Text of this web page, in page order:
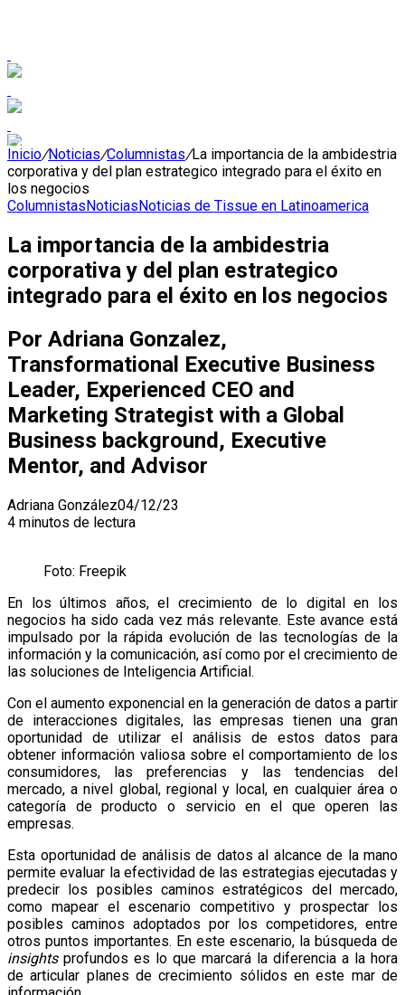
Inicio/Noticias/Columnistas/La importancia de la ambidestria
corporativa y del plan estrategico integrado para el éxito en
los negocios
ColumnistasNoticiasNoticias de Tissue en Latinoamerica
La importancia de la ambidestria
corporativa y del plan estrategico
integrado para el éxito en los negocios
Por Adriana Gonzalez,
Transformational Executive Business
Leader, Experienced CEO and
Marketing Strategist with a Global
Business background, Executive
Mentor, and Advisor
Adriana González04/12/23
4 minutos de lectura
Foto: Freepik
En los últimos años, el crecimiento de lo digital en los
negocios ha sido cada vez más relevante. Este avance está
impulsado por la rápida evolución de las tecnologías de la
información y la comunicación, así como por el crecimiento de
las soluciones de Inteligencia Artificial.
Con el aumento exponencial en la generación de datos a partir
de interacciones digitales, las empresas tienen una gran
oportunidad de utilizar el análisis de estos datos para
obtener información valiosa sobre el comportamiento de los
consumidores, las preferencias y las tendencias del
mercado, a nivel global, regional y local, en cualquier área o
categoría de producto o servicio en el que operen las
empresas.
Esta oportunidad de análisis de datos al alcance de la mano
permite evaluar la efectividad de las estrategias ejecutadas y
predecir los posibles caminos estratégicos del mercado,
como mapear el escenario competitivo y prospectar los
posibles caminos adoptados por los competidores, entre
otros puntos importantes. En este escenario, la búsqueda de
insightsprofundos es lo que marcará la diferencia a la hora
de articular planes de crecimiento sólidos en este mar de